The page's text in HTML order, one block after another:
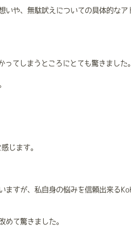
や、無駄吠えについての具体的なア
てしまうところにとても驚きました。
じます。
すが、私自身の悩みを信頼出来る
めて驚きました。